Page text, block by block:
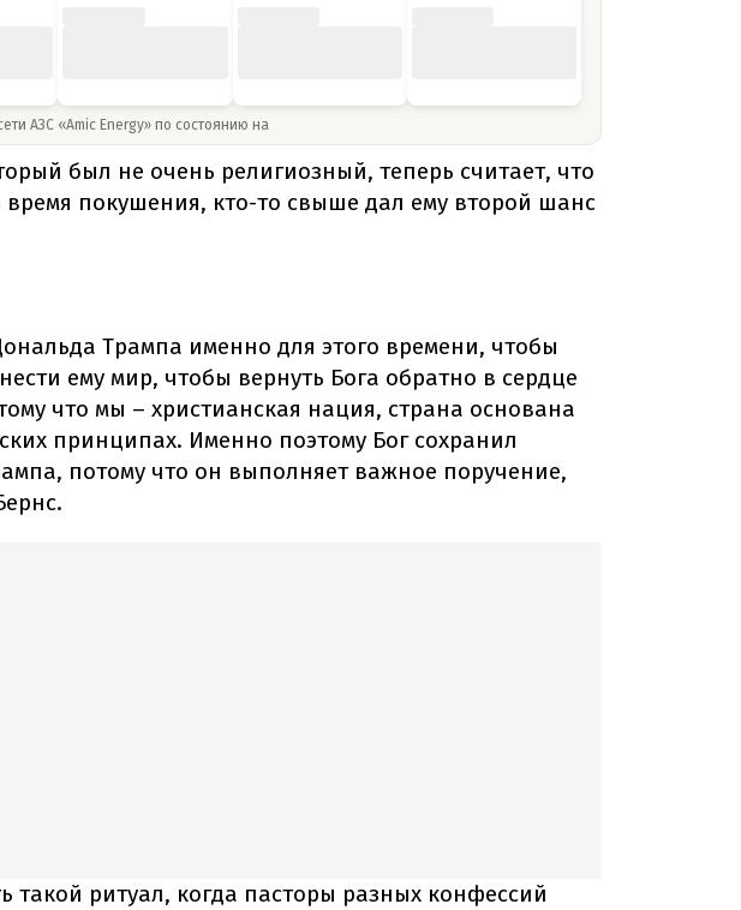
АЗС «Amic Energy» по состоянию на
был не очень религиозный, теперь считает, что
время покушения, кто-то свыше дал ему второй шанс
Трампа именно для этого времени, чтобы
ему мир, чтобы вернуть Бога обратно в сердце
что мы – христианская нация, страна основана
принципах. Именно поэтому Бог сохранил
потому что он выполняет важное поручение,
такой ритуал, когда пасторы разных конфессий